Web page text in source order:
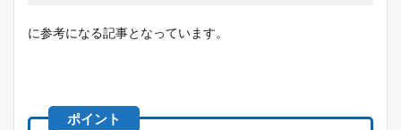
に参考になる記事となっています。